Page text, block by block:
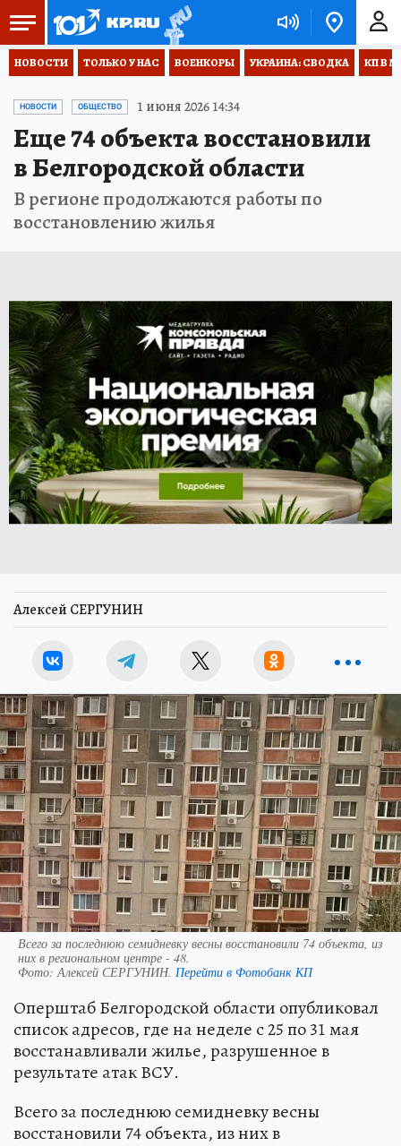
НОВОСТИ ТОЛЬКО У НАС ВОЕНКОРЫ УКРАИНА: СВОДКА КП В
НОВОСТИ ОБЩЕСТВО 1 июня 2026 14:34
Еще 74 объекта восстановили
в Белгородской области
В регионе продолжаются работы по
восстановлению жилья
Алексей СЕРГУНИН
Всего за последнюю семидневку весны восстановили 74 объекта, из
них в региональном центре - 48.
Фото:Алексей СЕРГУНИН. Перейти в Фотобанк КП
Оперштаб Белгородской области опубликовал
список адресов, где на неделе с 25 по 31 мая
восстанавливали жилье, разрушенное в
результате атак ВСУ.
Всего за последнюю семидневку весны
восстановили 74 объекта, из них в